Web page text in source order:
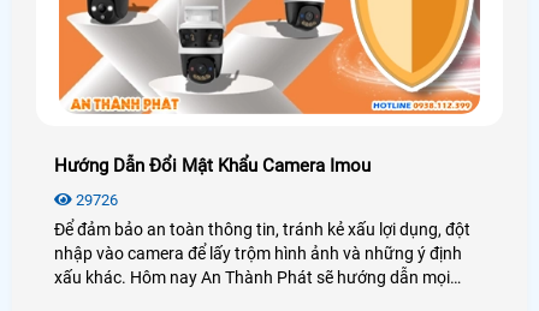
Hướng Dẫn Đổi Mật Khẩu Camera Imou
29726
Để đảm bảo an toàn thông tin, tránh kẻ xấu lợi dụng, đột
nhập vào camera để lấy trộm hình ảnh và những ý định
xấu khác. Hôm nay An Thành Phát sẽ hướng dẫn mọi